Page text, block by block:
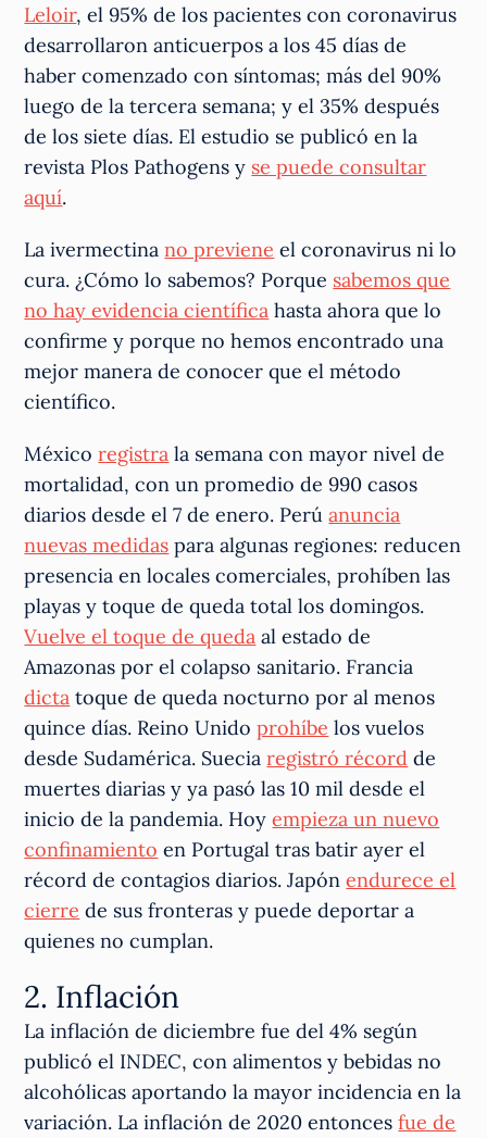
Leloir, el 95% de los pacientes con coronavirus
desarrollaron anticuerpos a los 45 días de
haber comenzado con síntomas; más del 90%
luego de la tercera semana; y el 35% después
de los siete días. El estudio se publicó en la
revista Plos Pathogens y se puede consultar
aquí.
La ivermectinano previene el coronavirus ni lo
cura. ¿Cómo lo sabemos? Porque sabemos que
no hay evidencia científica hasta ahora que lo
confirme y porque no hemos encontrado una
mejor manera de conocer que el método
científico.
Méxicoregistra la semana con mayor nivel de
mortalidad, con un promedio de 990 casos
diarios desde el 7 de enero. Perúanuncia
nuevas medidas para algunas regiones: reducen
presencia en locales comerciales, prohíben las
playas y toque de queda total los domingos.
Vuelve el toque de queda al estado de
Amazonas por el colapso sanitario. Francia
dicta toque de queda nocturno por al menos
quince días. Reino Unidoprohíbe los vuelos
desde Sudamérica. Sueciaregistró récord de
muertes diarias y ya pasó las 10 mil desde el
inicio de la pandemia. Hoyempieza un nuevo
confinamiento en Portugal tras batir ayer el
récord de contagios diarios. Japónendurece el
cierre de sus fronteras y puede deportar a
quienes no cumplan.
2. Inflación
La inflación de diciembre fue del 4% según
publicó el INDEC, con alimentos y bebidas no
alcohólicas aportando la mayor incidencia en la
variación. La inflación de 2020 entoncesfue de